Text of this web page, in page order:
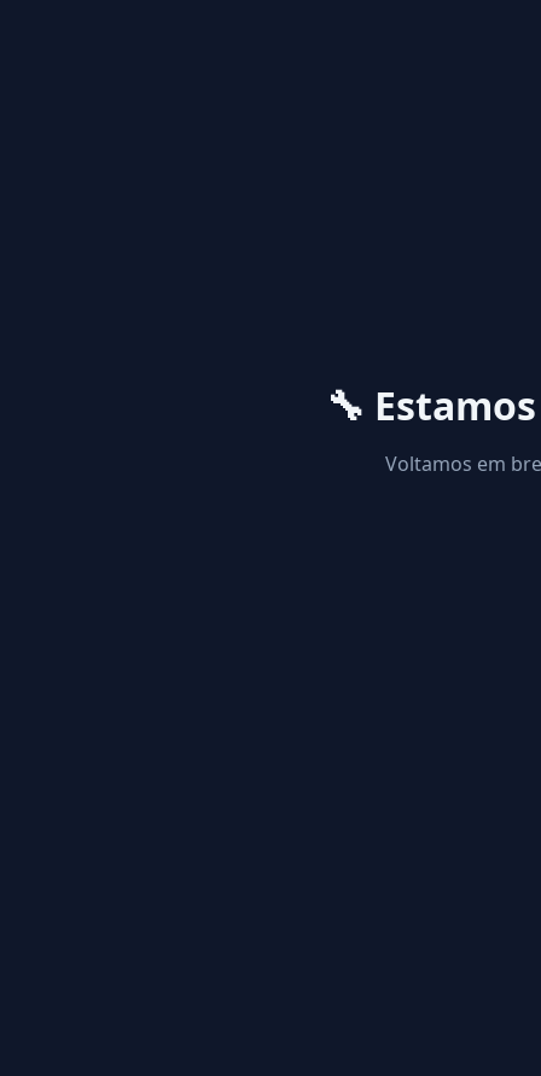
🔧
Voltamos em